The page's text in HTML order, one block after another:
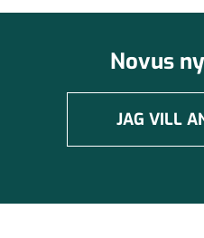
Novus
JAG VILL